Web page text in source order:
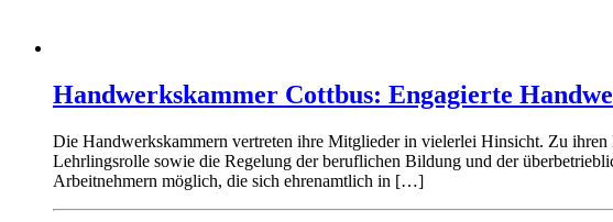
Handwerkskammer Cottbus: Engagierte
Die Handwerkskammern vertreten ihre Mitglieder in vielerlei Hinsicht. Zu
Lehrlingsrolle sowie die Regelung der beruflichen Bildung und der
Arbeitnehmern möglich, die sich ehrenamtlich in […]